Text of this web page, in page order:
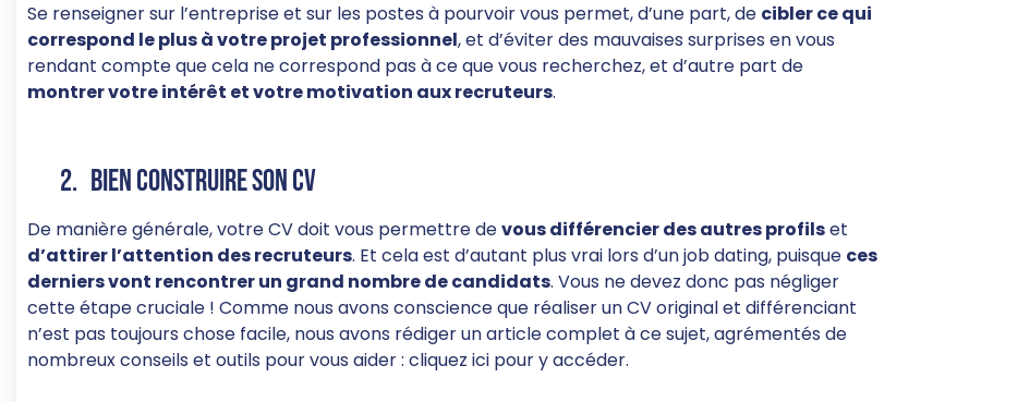
Se renseigner sur l’entreprise et sur les postes à pourvoir vous permet, d’une part, de cibler ce qui
correspond le plus à votre projet professionnel, et d’éviter des mauvaises surprises en vous
rendant compte que cela ne correspond pas à ce que vous recherchez, et d’autre part de
montrer votre intérêt et votre motivation aux recruteurs.
2. Bien construire son CV
De manière générale, votre CV doit vous permettre devous différencier des autres profilset
d’attirer l’attention des recruteurs. Et cela est d’autant plus vrai lors d’un job dating, puisque ces
derniers vont rencontrer un grand nombre de candidats. Vous ne devez donc pas négliger
cette étape cruciale ! Comme nous avons conscience que réaliser un CV original et différenciant
n’est pas toujours chose facile, nous avons rédiger un article complet à ce sujet, agrémentés de
nombreux conseils et outils pour vous aider : cliquez ici pour y accéder.